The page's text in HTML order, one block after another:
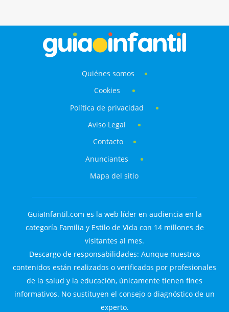
Quiénes somos
Cookies
Política de privacidad
Aviso Legal
Contacto
Anunciantes
Mapa del sitio
GuiaInfantil.com es la web líder en audiencia en la
categoría Familia y Estilo de Vida con 14 millones de
visitantes al mes.
Descargo de responsabilidades: Aunque nuestros
contenidos están realizados o verificados por profesionales
de la salud y la educación, únicamente tienen fines
informativos. No sustituyen el consejo o diagnóstico de un
experto.